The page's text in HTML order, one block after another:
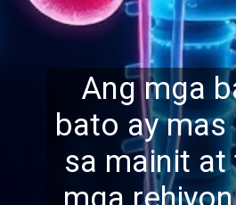
Ang mga
bato ay
sa mainit at